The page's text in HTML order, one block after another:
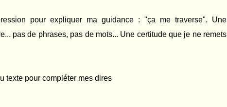
pour expliquer ma guidance : "ça me traverse". Une
pas de phrases, pas de mots... Une certitude que je ne remets
texte pour compléter mes dires